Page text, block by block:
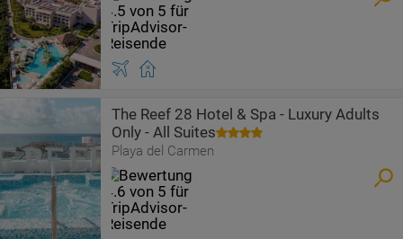
The Reef 28 Hotel & Spa - Luxury Adults
Only - All Suites
Playa del Carmen